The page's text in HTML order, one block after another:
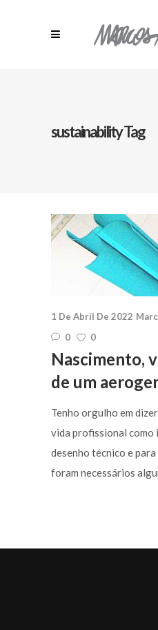
sustainability Tag
1 De Abril De 2022
0
0
Nascimento,
de um
Tenho orgulho em
vida profissional
desenho técnico e
foram necessários